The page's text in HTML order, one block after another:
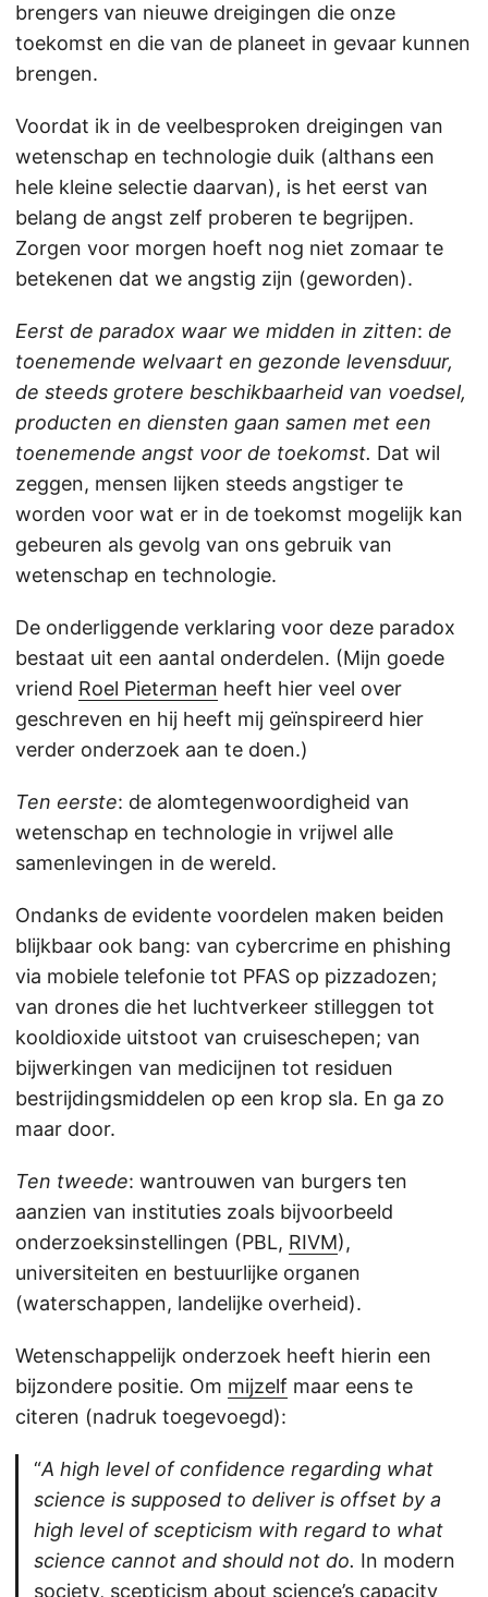
brengers van nieuwe dreigingen die onze
toekomst en die van de planeet in gevaar kunnen
brengen.
Voordat ik in de veelbesproken dreigingen van
wetenschap en technologie duik (althans een
hele kleine selectie daarvan), is het eerst van
belang de angst zelf proberen te begrijpen.
Zorgen voor morgen hoeft nog niet zomaar te
betekenen dat we angstig zijn (geworden).
Eerst de paradox waar we midden in zitten: de
toenemende welvaart en gezonde levensduur,
de steeds grotere beschikbaarheid van voedsel,
producten en diensten gaan samen met een
toenemende angst voor de toekomst. Dat wil
zeggen, mensen lijken steeds angstiger te
worden voor wat er in de toekomst mogelijk kan
gebeuren als gevolg van ons gebruik van
wetenschap en technologie.
De onderliggende verklaring voor deze paradox
bestaat uit een aantal onderdelen. (Mijn goede
vriend Roel Pieterman heeft hier veel over
geschreven en hij heeft mij geïnspireerd hier
verder onderzoek aan te doen.)
Ten eerste: de alomtegenwoordigheid van
wetenschap en technologie in vrijwel alle
samenlevingen in de wereld.
Ondanks de evidente voordelen maken beiden
blijkbaar ook bang: van cybercrime en phishing
via mobiele telefonie tot PFAS op pizzadozen;
van drones die het luchtverkeer stilleggen tot
kooldioxide uitstoot van cruiseschepen; van
bijwerkingen van medicijnen tot residuen
bestrijdingsmiddelen op een krop sla. En ga zo
maar door.
Ten tweede: wantrouwen van burgers ten
aanzien van instituties zoals bijvoorbeeld
onderzoeksinstellingen (PBL, RIVM),
universiteiten en bestuurlijke organen
(waterschappen, landelijke overheid).
Wetenschappelijk onderzoek heeft hierin een
bijzondere positie. Om mijzelf maar eens te
citeren (nadruk toegevoegd):
“A high level of confidence regarding what
science is supposed to deliver is offset by a
high level of scepticism with regard to what
science cannot and should not do. In modern
society, scepticism about science’s capacity